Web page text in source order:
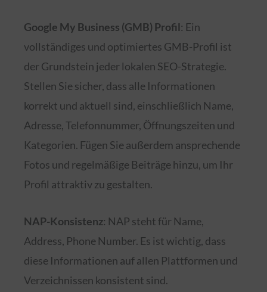
Google My Business (GMB) Profil: Ein
vollständiges und optimiertes GMB-Profil ist
der Grundstein jeder lokalen SEO-Strategie.
Stellen Sie sicher, dass alle Informationen
korrekt und aktuell sind, einschließlich Name,
Adresse, Telefonnummer, Öffnungszeiten und
Kategorien. Fügen Sie außerdem ansprechende
Fotos und regelmäßige Beiträge hinzu, um Ihr
Profil attraktiv zu gestalten.
NAP-Konsistenz: NAP steht für Name,
Address, Phone Number. Es ist wichtig, dass
diese Informationen auf allen Plattformen und
Verzeichnissen konsistent sind.